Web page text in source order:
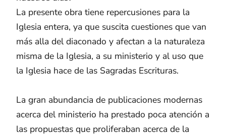
La presente obra tiene repercusiones para la
Iglesia entera, ya que suscita cuestiones que van
más alla del diaconado y afectan a la naturaleza
misma de la Iglesia, a su ministerio y al uso que
la Iglesia hace de las Sagradas Escrituras.
La gran abundancia de publicaciones modernas
acerca del ministerio ha prestado poca atención a
las propuestas que proliferaban acerca de la